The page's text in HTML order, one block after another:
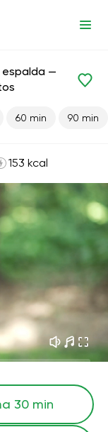
espalda —
60 min 90 min
153 kcal
30 min